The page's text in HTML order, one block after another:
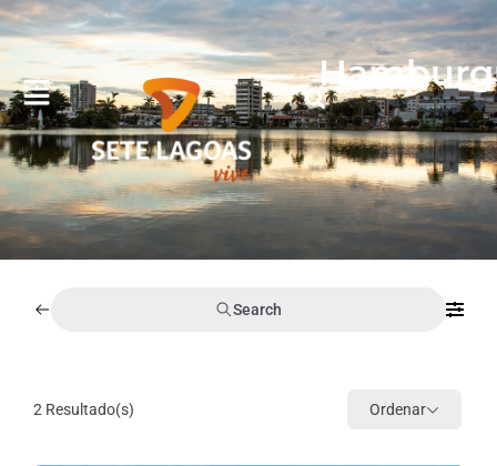
Search
2 Resultado(s) Ordenar